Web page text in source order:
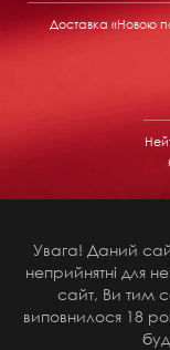
Доставка «Новою
Увага! Даний
неприйнятні для
сайт, Ви тим
виповнилося 18